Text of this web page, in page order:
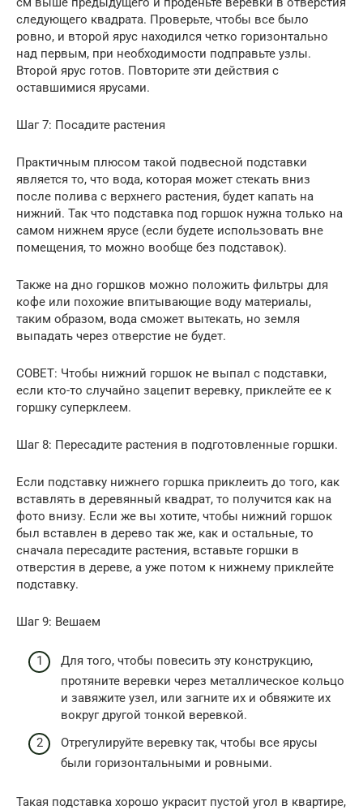
следующего квадрата. Проверьте, чтобы все было
ровно, и второй ярус находился четко горизонтально
над первым, при необходимости подправьте узлы.
Второй ярус готов. Повторите эти действия с
оставшимися ярусами.
Шаг 7: Посадите растения
Практичным плюсом такой подвесной подставки
является то, что вода, которая может стекать вниз
после полива с верхнего растения, будет капать на
нижний. Так что подставка под горшок нужна только на
самом нижнем ярусе (если будете использовать вне
помещения, то можно вообще без подставок).
Также на дно горшков можно положить фильтры для
кофе или похожие впитывающие воду материалы,
таким образом, вода сможет вытекать, но земля
выпадать через отверстие не будет.
СОВЕТ: Чтобы нижний горшок не выпал с подставки,
если кто-то случайно зацепит веревку, приклейте ее к
горшку суперклеем.
Шаг 8: Пересадите растения в подготовленные горшки.
Если подставку нижнего горшка приклеить до того, как
вставлять в деревянный квадрат, то получится как на
фото внизу. Если же вы хотите, чтобы нижний горшок
был вставлен в дерево так же, как и остальные, то
сначала пересадите растения, вставьте горшки в
отверстия в дереве, а уже потом к нижнему приклейте
подставку.
Шаг 9: Вешаем
Для того, чтобы повесить эту конструкцию,
протяните веревки через металлическое кольцо
и завяжите узел, или загните их и обвяжите их
вокруг другой тонкой веревкой.
Отрегулируйте веревку так, чтобы все ярусы
были горизонтальными и ровными.
Такая подставка хорошо украсит пустой угол в квартире,